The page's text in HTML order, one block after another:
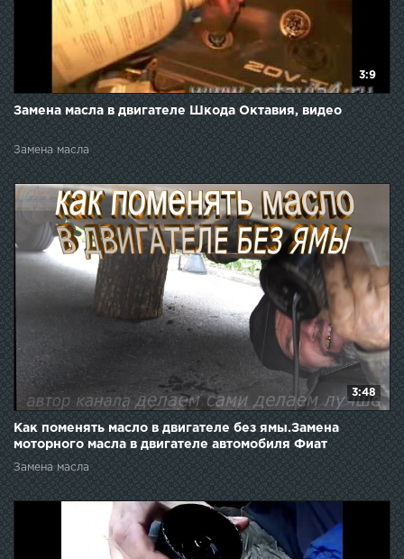
3:9
Замена масла в двигателе Шкода Октавия, видео
Замена масла
3:48
Как поменять масло в двигателе без ямы.Замена
моторного масла в двигателе автомобиля Фиат
Замена масла